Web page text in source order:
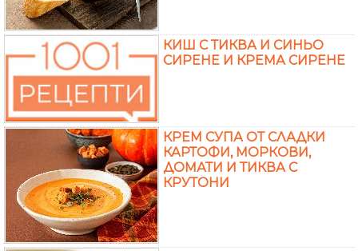
КИШ С ТИКВА И СИНЬО
СИРЕНЕ И КРЕМА СИРЕНЕ
КРЕМ СУПА ОТ СЛАДКИ
КАРТОФИ, МОРКОВИ,
ДОМАТИ И ТИКВА С
КРУТОНИ